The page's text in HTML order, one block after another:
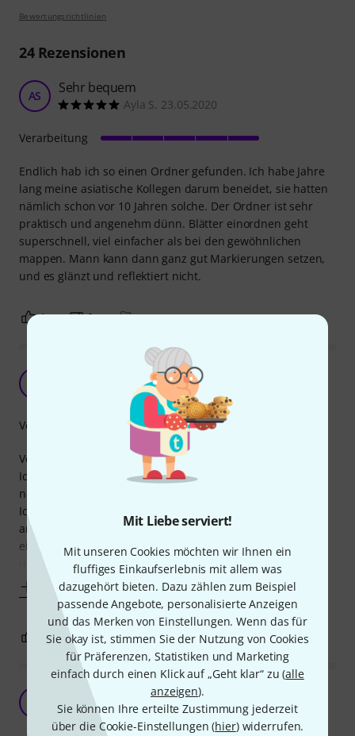
Mit Liebe serviert!
Mit unseren Cookies möchten wir Ihnen ein
fluffiges Einkaufserlebnis mit allem was
dazugehört bieten. Dazu zählen zum Beispiel
passende Angebote, personalisierte Anzeigen
und das Merken von Einstellungen. Wenn das für
Sie okay ist, stimmen Sie der Nutzung von Cookies
für Präferenzen, Statistiken und Marketing
einfach durch einen Klick auf „Geht klar“ zu (alle
anzeigen).
Sie können Ihre erteilte Zustimmung jederzeit
über die Cookie-Einstellungen (hier) widerrufen.
Bewertungsrichtlinien
24Rezensionen
AS Sehr bequem
Ayla S. 23.05.2020
Endlich hab ich so einen Ordner gefunden. Ich habe Jahre
lang meine asiatische Kollegen darum beneidet, sie hatten
nämlich schon vor 10 Jahren solche. Der Ordner ist sehr
praktisch und angenehm dünn. Blätter einordnen geht
superschnell, viel einfacher als bei den gewöhnlichen
mappen. Mann kann dann ganz gut Markierungen setzen,
und es glänzt und reflektiert nicht.
Verarbeitung
1 0 BEWERTUNG MELDEN
Interessante Folien
Loana 04.02.2019
Verarbeitung und Gesamteindruck sind zufriedenstellend.
Ich hatte die Mappe zur Auswahl bestellt bei der Suche
nach einer Mappe für meine Chornoten.
Ich konnte mit der Besonderheit der Folien nicht viel
anfangen. Man kann die Blätter entweder ganz in die Folie
einstecken, oder so, das die Blätter nur am oberen und
unteren Rand von einem Streifen Folie gehalten
Mehr anzeigen
Verarbeitung
0 BEWERTUNG MELDEN
praktisch
Claro 18.08.2021